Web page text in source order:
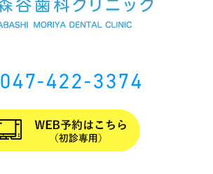
047-422-3374